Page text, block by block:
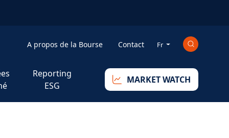
Mini_right
A propos de la Bourse Contact Fr
Reporting
ESG
MARKET WATCH